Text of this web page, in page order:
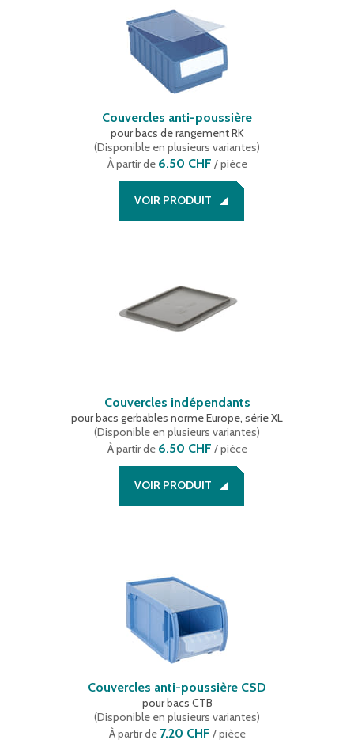
Couvercles anti-poussière
pour bacs de rangement RK
(Disponible en plusieurs variantes)
À partir de 6.50 CHF / pièce
VOIR PRODUIT
Couvercles indépendants
pour bacs gerbables norme Europe, série XL
(Disponible en plusieurs variantes)
À partir de 6.50 CHF / pièce
VOIR PRODUIT
Couvercles anti-poussière CSD
pour bacs CTB
(Disponible en plusieurs variantes)
À partir de 7.20 CHF / pièce